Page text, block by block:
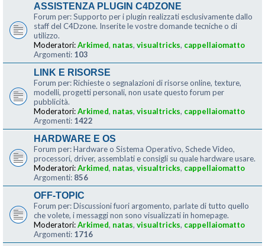
ASSISTENZA PLUGIN C4DZONE
Forum per: Supporto per i plugin realizzati esclusivamente dallo
staff del C4Dzone. Inserite le vostre domande tecniche o di
utilizzo.
Moderatori:Arkimed, natas, visualtricks, cappellaiomatto
Argomenti: 103
LINK E RISORSE
Forum per: Richieste o segnalazioni di risorse online, texture,
modelli, progetti personali, non usate questo forum per
pubblicità.
Moderatori:Arkimed, natas, visualtricks, cappellaiomatto
Argomenti: 1422
HARDWARE E OS
Forum per: Hardware o Sistema Operativo, Schede Video,
processori, driver, assemblati e consigli su quale hardware usare.
Moderatori:Arkimed, natas, visualtricks, cappellaiomatto
Argomenti: 856
OFF-TOPIC
Forum per: Discussioni fuori argomento, parlate di tutto quello
che volete, i messaggi non sono visualizzati in homepage.
Moderatori:Arkimed, natas, visualtricks, cappellaiomatto
Argomenti: 1716